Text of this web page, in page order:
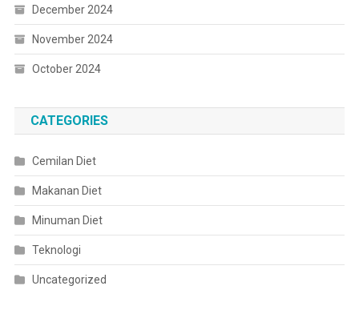
December 2024
November 2024
October 2024
CATEGORIES
Cemilan Diet
Makanan Diet
Minuman Diet
Teknologi
Uncategorized